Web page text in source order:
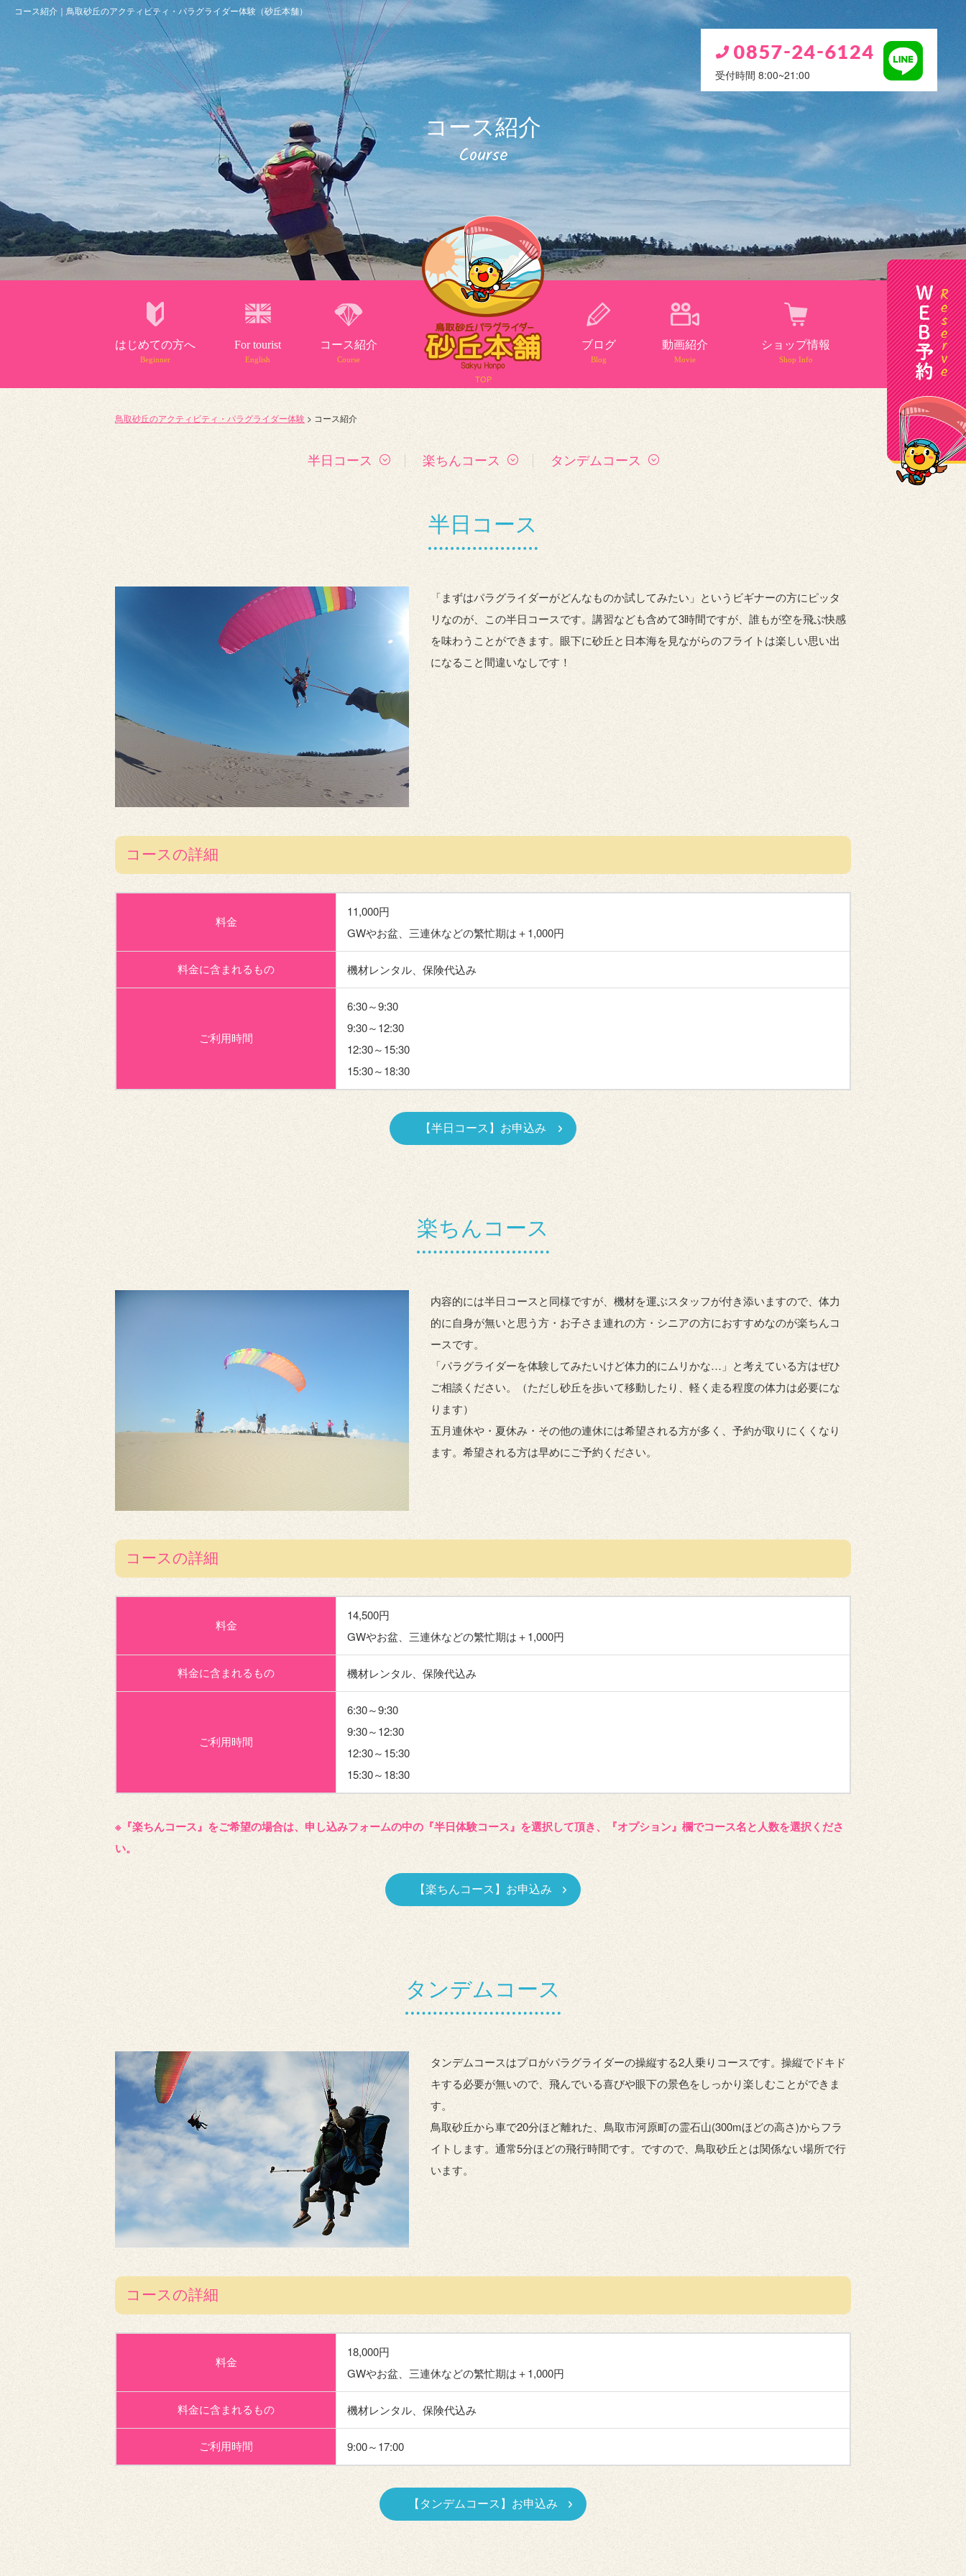
コース紹介｜鳥取砂丘のアクティビティ・パラグライダー体験（砂丘本舗）
受付時間 8:00~21:00
コース紹介
Course
TOP
はじめての方へ
Beginner
For tourist
English
コース紹介
Course
ブログ
Blog
動画紹介
Movie
ショップ情報
Shop Info
鳥取砂丘のアクティビティ・パラグライダー体験 > コース紹介
半日コース 楽ちんコース タンデムコース
半日コース
「まずはパラグライダーがどんなものか試してみたい」というビギナーの方にピッタ
リなのが、この半日コースです。講習なども含めて3時間ですが、誰もが空を飛ぶ快感
を味わうことができます。眼下に砂丘と日本海を見ながらのフライトは楽しい思い出
になること間違いなしです！
コースの詳細
料金
11,000円
GWやお盆、三連休などの繁忙期は＋1,000円
料金に含まれるもの 機材レンタル、保険代込み
ご利用時間
6:30～9:30
9:30～12:30
12:30～15:30
15:30～18:30
【半日コース】お申込み
楽ちんコース
内容的には半日コースと同様ですが、機材を運ぶスタッフが付き添いますので、体力
的に自身が無いと思う方・お子さま連れの方・シニアの方におすすめなのが楽ちんコ
ースです。
「パラグライダーを体験してみたいけど体力的にムリかな…」と考えている方はぜひ
ご相談ください。（ただし砂丘を歩いて移動したり、軽く走る程度の体力は必要にな
ります）
五月連休や・夏休み・その他の連休には希望される方が多く、予約が取りにくくなり
ます。希望される方は早めにご予約ください。
コースの詳細
料金
14,500円
GWやお盆、三連休などの繁忙期は＋1,000円
料金に含まれるもの 機材レンタル、保険代込み
ご利用時間
6:30～9:30
9:30～12:30
12:30～15:30
15:30～18:30
※『楽ちんコース』をご希望の場合は、申し込みフォームの中の『半日体験コース』を選択して頂き、『オプション』欄でコース名と人数を選択くださ
い。
【楽ちんコース】お申込み
タンデムコース
タンデムコースはプロがパラグライダーの操縦する2人乗りコースです。操縦でドキド
キする必要が無いので、飛んでいる喜びや眼下の景色をしっかり楽しむことができま
す。
鳥取砂丘から車で20分ほど離れた、鳥取市河原町の霊石山(300mほどの高さ)からフラ
イトします。通常5分ほどの飛行時間です。ですので、鳥取砂丘とは関係ない場所で行
います。
コースの詳細
料金
18,000円
GWやお盆、三連休などの繁忙期は＋1,000円
料金に含まれるもの 機材レンタル、保険代込み
ご利用時間 9:00～17:00
【タンデムコース】お申込み